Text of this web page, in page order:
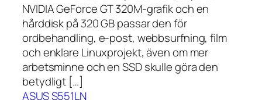
NVIDIA GeForce GT 320M-grafik och en
hårddisk på 320 GB passar den för
ordbehandling, e-post, webbsurfning, film
och enklare Linuxprojekt, även om mer
arbetsminne och en SSD skulle göra den
betydligt […]
ASUS S551LN